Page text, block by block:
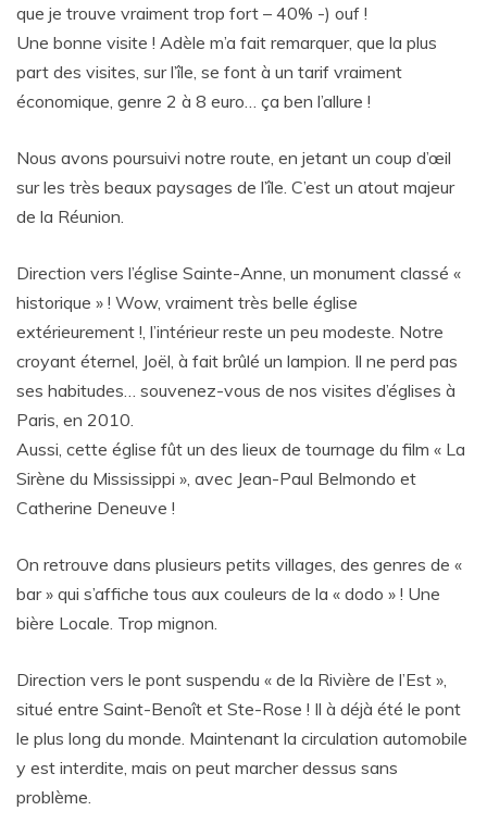
que je trouve vraiment trop fort – 40% -) ouf !
Une bonne visite ! Adèle m’a fait remarquer, que la plus
part des visites, sur l’île, se font à un tarif vraiment
économique, genre 2 à 8 euro… ça ben l’allure !
Nous avons poursuivi notre route, en jetant un coup d’œil
sur les très beaux paysages de l’île. C’est un atout majeur
de la Réunion.
Direction vers l’église Sainte-Anne, un monument classé «
historique » ! Wow, vraiment très belle église
extérieurement !, l’intérieur reste un peu modeste. Notre
croyant éternel, Joël, à fait brûlé un lampion. Il ne perd pas
ses habitudes… souvenez-vous de nos visites d’églises à
Paris, en 2010.
Aussi, cette église fût un des lieux de tournage du film « La
Sirène du Mississippi », avec Jean-Paul Belmondo et
Catherine Deneuve !
On retrouve dans plusieurs petits villages, des genres de «
bar » qui s’affiche tous aux couleurs de la « dodo » ! Une
bière Locale. Trop mignon.
Direction vers le pont suspendu « de la Rivière de l’Est »,
situé entre Saint-Benoît et Ste-Rose ! Il à déjà été le pont
le plus long du monde. Maintenant la circulation automobile
y est interdite, mais on peut marcher dessus sans
problème.